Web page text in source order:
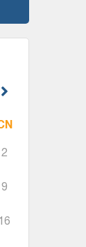
2
9